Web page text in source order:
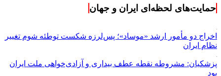
حمایت‌های لحظه‌ای ایران و جهان
اخراج دو مأمور ارشد «موساد»؛ پس‌لرزه شکست توطئه شوم تغییر
نظام ایران
پزشکیان: مشروطه نقطه عطف بیداری و آزادی‌خواهی ملت ایران
بود